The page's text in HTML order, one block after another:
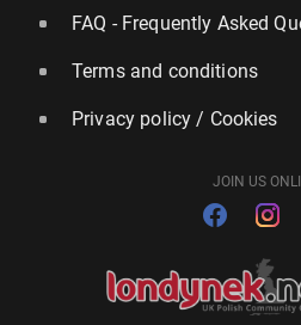
FAQ - Frequently Asked
Terms and conditions
Privacy policy / Cookies
JOIN US